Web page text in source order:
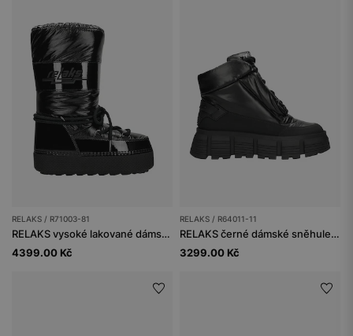
RELAKS / R71003-81
RELAKS vysoké lakované dámské sněhule na masivní podrážce
4399.00 Kč
RELAKS / R64011-11
RELAKS černé dámské sněhule na masivní podrážce
3299.00 Kč